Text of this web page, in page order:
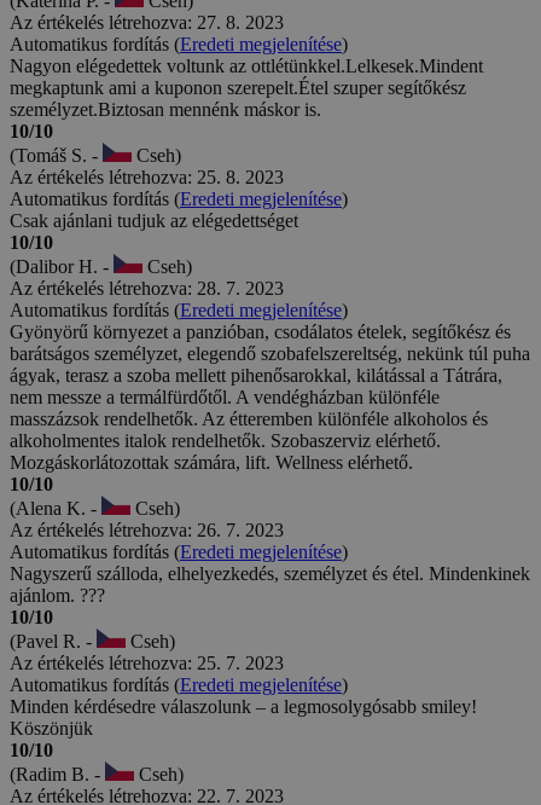
Az értékelés létrehozva: 27. 8. 2023
Automatikus fordítás (Eredeti megjelenítése)
Nagyon elégedettek voltunk az ottlétünkkel.Lelkesek.Mindent
megkaptunk ami a kuponon szerepelt.Étel szuper segítőkész
személyzet.Biztosan mennénk máskor is.
10/10
(Tomáš S. -
Cseh)
Az értékelés létrehozva: 25. 8. 2023
Automatikus fordítás (Eredeti megjelenítése)
Csak ajánlani tudjuk az elégedettséget
10/10
(Dalibor H. -
Cseh)
Az értékelés létrehozva: 28. 7. 2023
Automatikus fordítás (Eredeti megjelenítése)
Gyönyörű környezet a panzióban, csodálatos ételek, segítőkész és
barátságos személyzet, elegendő szobafelszereltség, nekünk túl puha
ágyak, terasz a szoba mellett pihenősarokkal, kilátással a Tátrára,
nem messze a termálfürdőtől. A vendégházban különféle
masszázsok rendelhetők. Az étteremben különféle alkoholos és
alkoholmentes italok rendelhetők. Szobaszerviz elérhető.
Mozgáskorlátozottak számára, lift. Wellness elérhető.
10/10
(Alena K. -
Cseh)
Az értékelés létrehozva: 26. 7. 2023
Automatikus fordítás (Eredeti megjelenítése)
Nagyszerű szálloda, elhelyezkedés, személyzet és étel. Mindenkinek
ajánlom. ???
10/10
(Pavel R. -
Cseh)
Az értékelés létrehozva: 25. 7. 2023
Automatikus fordítás (Eredeti megjelenítése)
Minden kérdésedre válaszolunk – a legmosolygósabb smiley!
Köszönjük
10/10
(Radim B. -
Cseh)
Az értékelés létrehozva: 22. 7. 2023